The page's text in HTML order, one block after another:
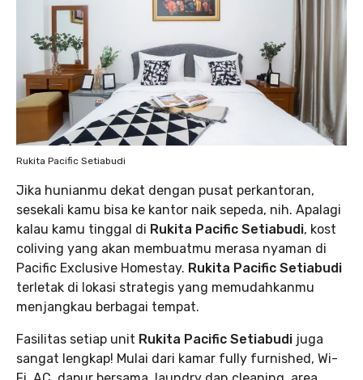
Rukita Pacific Setiabudi
Jika hunianmu dekat dengan pusat perkantoran,
sesekali kamu bisa ke kantor naik sepeda, nih. Apalagi
kalau kamu tinggal di Rukita Pacific Setiabudi, kost
coliving yang akan membuatmu merasa nyaman di
Pacific Exclusive Homestay. Rukita Pacific Setiabudi
terletak di lokasi strategis yang memudahkanmu
menjangkau berbagai tempat.
Fasilitas setiap unit Rukita Pacific Setiabudi juga
sangat lengkap! Mulai dari kamar fully furnished, Wi-